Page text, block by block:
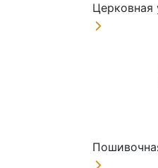
Церковная